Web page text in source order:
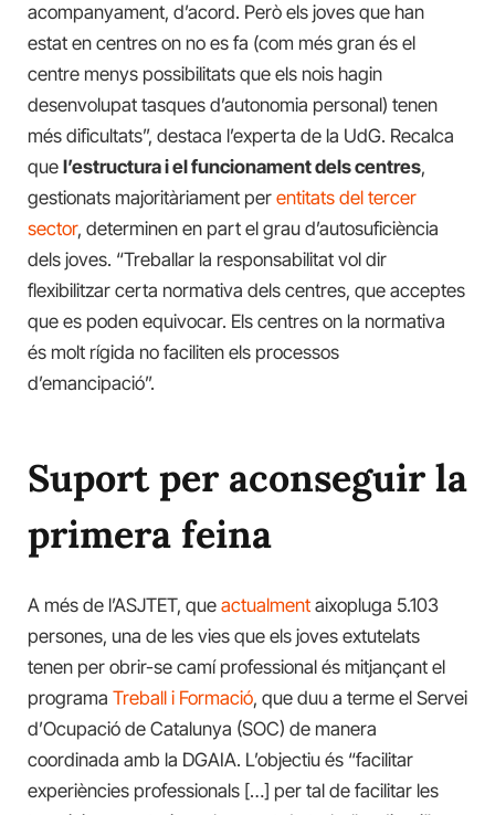
acompanyament, d’acord. Però els joves que han
estat en centres on no es fa (com més gran és el
centre menys possibilitats que els nois hagin
desenvolupat tasques d’autonomia personal) tenen
més dificultats”, destaca l’experta de la UdG. Recalca
que l’estructura i el funcionament dels centres,
gestionats majoritàriament per entitats del tercer
sector, determinen en part el grau d’autosuficiència
dels joves. “Treballar la responsabilitat vol dir
flexibilitzar certa normativa dels centres, que acceptes
que es poden equivocar. Els centres on la normativa
és molt rígida no faciliten els processos
d’emancipació”.
Suport per aconseguir la
primera feina
A més de l’ASJTET, que actualment aixopluga 5.103
persones, una de les vies que els joves extutelats
tenen per obrir-se camí professional és mitjançant el
programa Treball i Formació, que duu a terme el Servei
d’Ocupació de Catalunya (SOC) de manera
coordinada amb la DGAIA. L’objectiu és “facilitar
experiències professionals […] per tal de facilitar les